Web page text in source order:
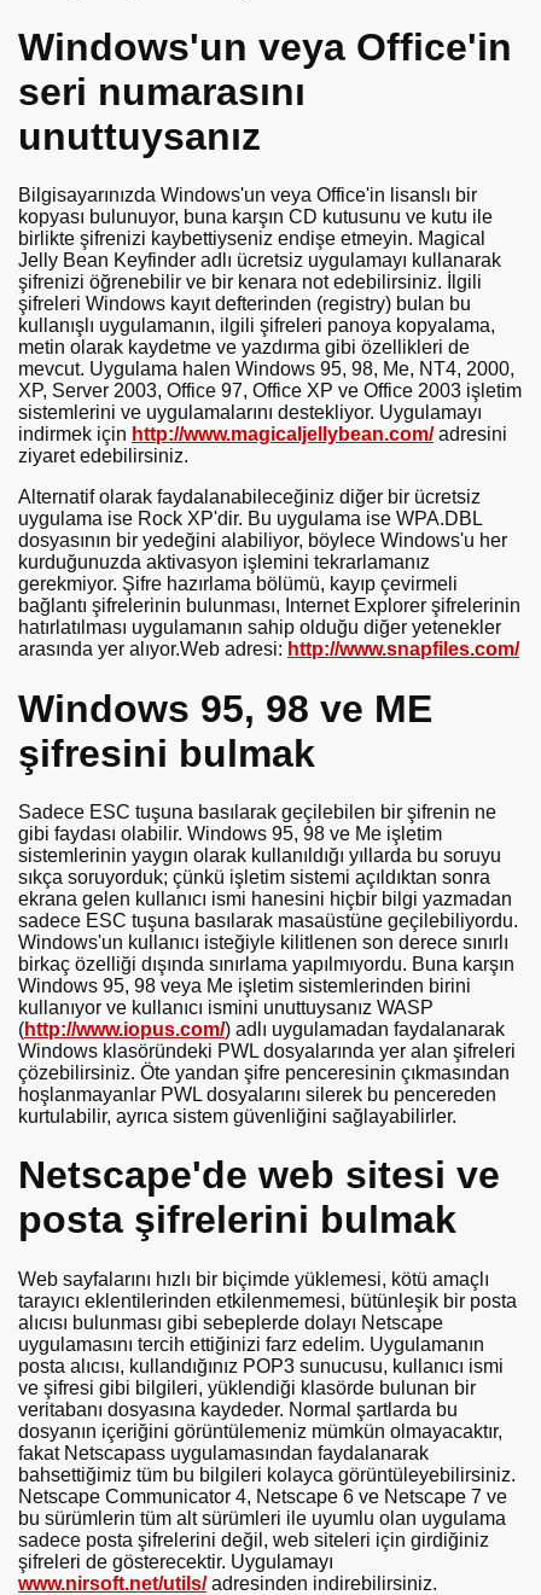
Windows'un veya Office'in
seri numarasını
unuttuysanız
Bilgisayarınızda Windows'un veya Office'in lisanslı bir
kopyası bulunuyor, buna karşın CD kutusunu ve kutu ile
birlikte şifrenizi kaybettiyseniz endişe etmeyin. Magical
Jelly Bean Keyfinder adlı ücretsiz uygulamayı kullanarak
şifrenizi öğrenebilir ve bir kenara not edebilirsiniz. İlgili
şifreleri Windows kayıt defterinden (registry) bulan bu
kullanışlı uygulamanın, ilgili şifreleri panoya kopyalama,
metin olarak kaydetme ve yazdırma gibi özellikleri de
mevcut. Uygulama halen Windows 95, 98, Me, NT4, 2000,
XP, Server 2003, Office 97, Office XP ve Office 2003 işletim
sistemlerini ve uygulamalarını destekliyor. Uygulamayı
indirmek için http://www.magicaljellybean.com/adresini
ziyaret edebilirsiniz.
Alternatif olarak faydalanabileceğiniz diğer bir ücretsiz
uygulama ise Rock XP'dir. Bu uygulama ise WPA.DBL
dosyasının bir yedeğini alabiliyor, böylece Windows'u her
kurduğunuzda aktivasyon işlemini tekrarlamanız
gerekmiyor. Şifre hazırlama bölümü, kayıp çevirmeli
bağlantı şifrelerinin bulunması, Internet Explorer şifrelerinin
hatırlatılması uygulamanın sahip olduğu diğer yetenekler
arasında yer alıyor.Web adresi: http://www.snapfiles.com/
Windows 95, 98 ve ME
şifresini bulmak
Sadece ESC tuşuna basılarak geçilebilen bir şifrenin ne
gibi faydası olabilir. Windows 95, 98 ve Me işletim
sistemlerinin yaygın olarak kullanıldığı yıllarda bu soruyu
sıkça soruyorduk; çünkü işletim sistemi açıldıktan sonra
ekrana gelen kullanıcı ismi hanesini hiçbir bilgi yazmadan
sadece ESC tuşuna basılarak masaüstüne geçilebiliyordu.
Windows'un kullanıcı isteğiyle kilitlenen son derece sınırlı
birkaç özelliği dışında sınırlama yapılmıyordu. Buna karşın
Windows 95, 98 veya Me işletim sistemlerinden birini
kullanıyor ve kullanıcı ismini unuttuysanız WASP
(http://www.iopus.com/) adlı uygulamadan faydalanarak
Windows klasöründeki PWL dosyalarında yer alan şifreleri
çözebilirsiniz. Öte yandan şifre penceresinin çıkmasından
hoşlanmayanlar PWL dosyalarını silerek bu pencereden
kurtulabilir, ayrıca sistem güvenliğini sağlayabilirler.
Netscape'de web sitesi ve
posta şifrelerini bulmak
Web sayfalarını hızlı bir biçimde yüklemesi, kötü amaçlı
tarayıcı eklentilerinden etkilenmemesi, bütünleşik bir posta
alıcısı bulunması gibi sebeplerde dolayı Netscape
uygulamasını tercih ettiğinizi farz edelim. Uygulamanın
posta alıcısı, kullandığınız POP3 sunucusu, kullanıcı ismi
ve şifresi gibi bilgileri, yüklendiği klasörde bulunan bir
veritabanı dosyasına kaydeder. Normal şartlarda bu
dosyanın içeriğini görüntülemeniz mümkün olmayacaktır,
fakat Netscapass uygulamasından faydalanarak
bahsettiğimiz tüm bu bilgileri kolayca görüntüleyebilirsiniz.
Netscape Communicator 4, Netscape 6 ve Netscape 7 ve
bu sürümlerin tüm alt sürümleri ile uyumlu olan uygulama
sadece posta şifrelerini değil, web siteleri için girdiğiniz
şifreleri de gösterecektir. Uygulamayı
www.nirsoft.net/utils/adresinden indirebilirsiniz.